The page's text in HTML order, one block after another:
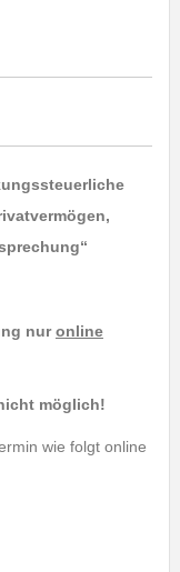
nuronline
möglich!
wie folgt online